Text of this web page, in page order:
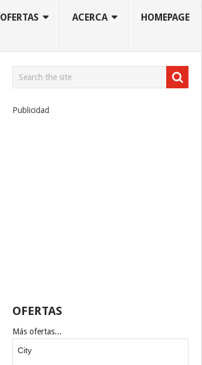
OFERTAS ACERCA HOMEPAGE
Publicidad
OFERTAS
Más ofertas...
City